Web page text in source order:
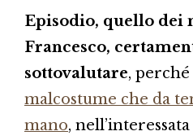
Episodio, quello dei
Francesco,
sottovalutare,
malcostume che da
mano,